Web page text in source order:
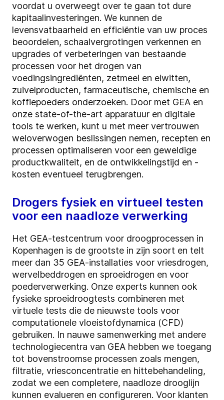
voordat u overweegt over te gaan tot dure
kapitaalinvesteringen. We kunnen de
levensvatbaarheid en efficiëntie van uw proces
beoordelen, schaalvergrotingen verkennen en
upgrades of verbeteringen van bestaande
processen voor het drogen van
voedingsingrediënten, zetmeel en eiwitten,
zuivelproducten, farmaceutische, chemische en
koffiepoeders onderzoeken. Door met GEA en
onze state-of-the-art apparatuur en digitale
tools te werken, kunt u met meer vertrouwen
weloverwogen beslissingen nemen, recepten en
processen optimaliseren voor een geweldige
productkwaliteit, en de ontwikkelingstijd en -
kosten eventueel terugbrengen.
Drogers fysiek en virtueel testen
voor een naadloze verwerking
Het GEA-testcentrum voor droogprocessen in
Kopenhagen is de grootste in zijn soort en telt
meer dan 35 GEA-installaties voor vriesdrogen,
wervelbeddrogen en sproeidrogen en voor
poederverwerking. Onze experts kunnen ook
fysieke sproeidroogtests combineren met
virtuele tests die de nieuwste tools voor
computationele vloeistofdynamica (CFD)
gebruiken. In nauwe samenwerking met andere
technologiecentra van GEA hebben we toegang
tot bovenstroomse processen zoals mengen,
filtratie, vriesconcentratie en hittebehandeling,
zodat we een completere, naadloze drooglijn
kunnen evalueren en configureren. Voor klanten